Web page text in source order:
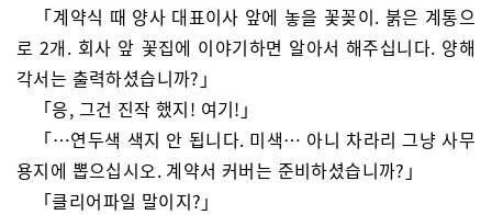
「계약식 때 양사 대표이사 앞에 놓을 꽃꽂이. 붉은 계통으
로 2개. 회사 앞 꽃집에 이야기하면 알아서 해주십니다. 양해
각서는 출력하셨습니까?」
「응, 그건 진작 했지! 여기!」
「…연두색 색지 안 됩니다. 미색… 아니 차라리 그냥 사무
용지에 뽑으십시오. 계약서 커버는 준비하셨습니까?」
「클리어파일 말이지?」